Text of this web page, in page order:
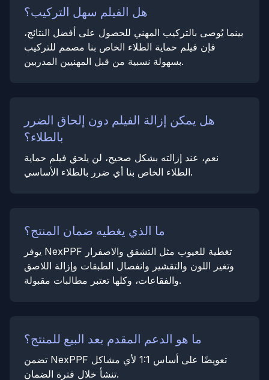
هل الفيلم سهل التركيب؟
بينما يُوصى بالتركيب المهني للحصول على أفضل النتائج،
فإن فيلم حماية الطلاء الخاص بنا مصمم للتركيب
بسهولة نسبية من قبل المهنيين المدربين.
هل يمكن إزالة الفيلم دون إلحاق الضرر
بالطلاء؟
نعم، عند إزالته بشكل صحيح، لن يلحق فيلم حماية
الطلاء الخاص بنا أي ضرر بالطلاء الأساسي.
ما الذي يغطيه ضمان المنتج؟
يوفر NexPPF تغطية للعيوب مثل التشقق والاصفرار
وتغير اللون والتقشير وانفصال الطبقات وإزالة اللاصق
والفقاعات، وكلها تعتبر مطالبات مقبولة.
ما هو الدعم المقدم بعد البيع للمنتج؟
تضمن NexPPF تعويضًا على أساس 1:1 لأي مشاكل
تنشأ خلال فترة الضمان.